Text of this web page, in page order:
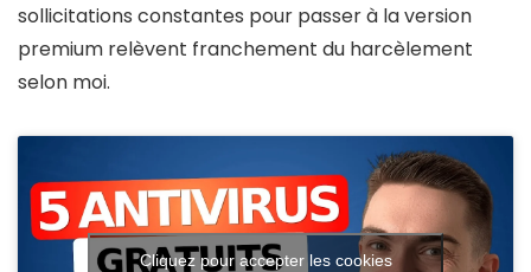
sollicitations constantes pour passer à la version
premium relèvent franchement du harcèlement
selon moi.
Cliquez pour accepter les cookies